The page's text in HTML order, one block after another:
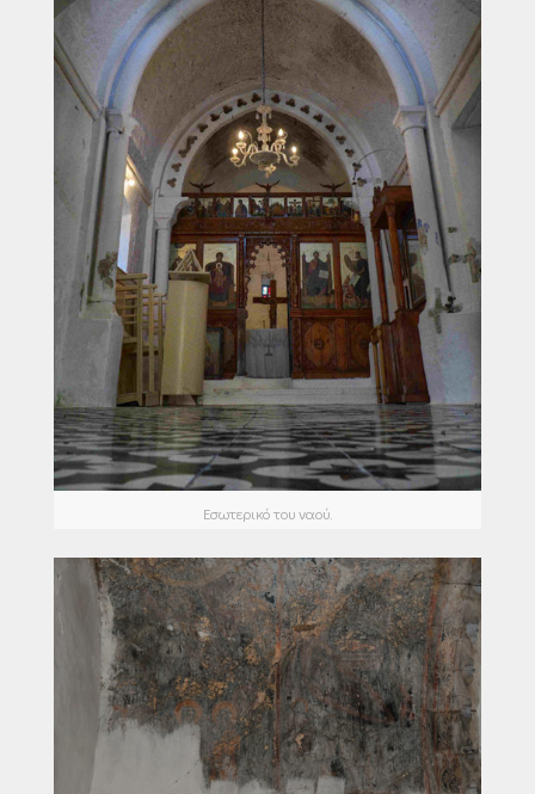
Εσωτερικό του ναού.